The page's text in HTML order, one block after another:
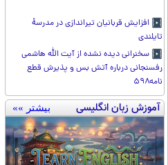
افزایش قربانیان تیراندازی در مدرسۀ
تایلندی
سخنرانی دیده نشده از آیت الله هاشمی
رفسنجانی درباره آتش بس و پذیرش قطع
نامه۵۹۸
آموزش زبان انگلیسی بیشتر »»